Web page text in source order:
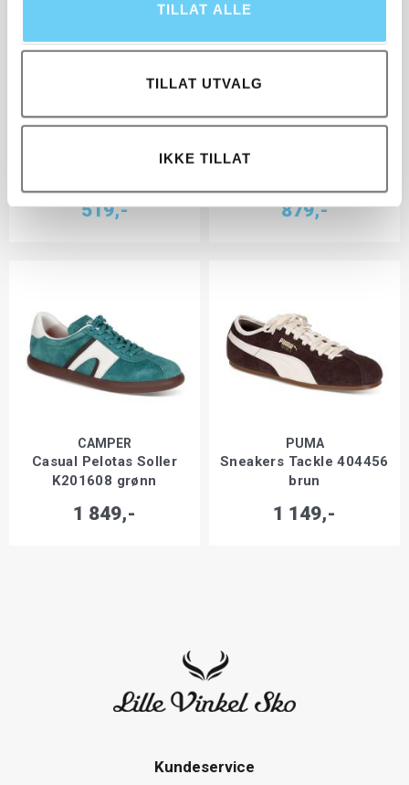
TILLAT ALLE
TILLAT UTVALG
IKKE TILLAT
SUN68
1 298,-
519,-
SMR23
2 198,-
879,-
CAMPER
Casual Pelotas Soller
K201608 grønn
1 849,-
PUMA
Sneakers Tackle 404456
brun
1 149,-
Kundeservice